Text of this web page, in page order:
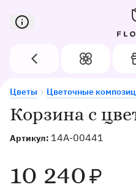
Сервис доставки
Назад Цветы
Корзина с
Артикул: 14A-00441
10 240₽
Цветы Цветочные
Корзина с цветами 441